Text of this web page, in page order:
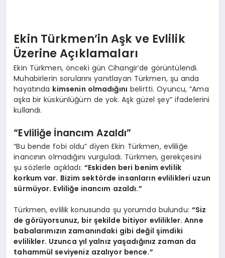
Ekin Türkmen’in Aşk ve Evlilik
Üzerine Açıklamaları
Ekin Türkmen, önceki gün Cihangir’de görüntülendi.
Muhabirlerin sorularını yanıtlayan Türkmen, şu anda
hayatında kimsenin olmadığını belirtti. Oyuncu, “Ama
aşka bir küskünlüğüm de yok. Aşk güzel şey” ifadelerini
kullandı.
“Evliliğe İnancım Azaldı”
“Bu bende fobi oldu” diyen Ekin Türkmen, evliliğe
inancının olmadığını vurguladı. Türkmen, gerekçesini
şu sözlerle açıkladı: “Eskiden beri benim evlilik
korkum var. Bizim sektörde insanların evlilikleri uzun
sürmüyor. Evliliğe inancım azaldı.”
Türkmen, evlilik konusunda şu yorumda bulundu: “Siz
de görüyorsunuz, bir şekilde bitiyor evlilikler. Anne
babalarımızın zamanındaki gibi değil şimdiki
evlilikler. Uzunca yıl yalnız yaşadığınız zaman da
tahammül seviyeniz azalıyor bence.”